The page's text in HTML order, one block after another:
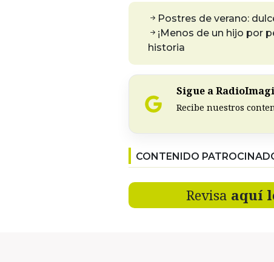
Postres de verano:
¡Menos de un hijo por
historia
Sigue a
Recibe nuestros
CONTENIDO
Revisa aquí